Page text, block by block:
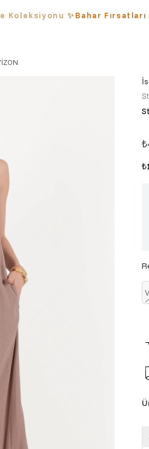
Koleksiyonu ✨Bahar Fırsatları